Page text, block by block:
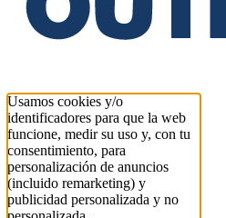
Usamos cookies y/o
identificadores para que la web
funcione, medir su uso y, con tu
consentimiento, para
personalización de anuncios
(incluido remarketing) y
publicidad personalizada y no